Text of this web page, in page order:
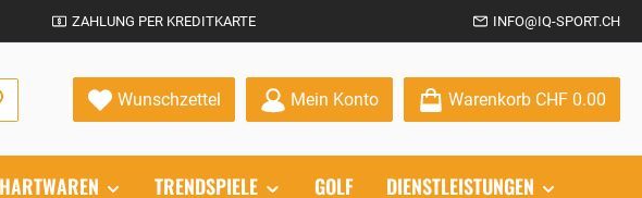
ZAHLUNG PER KREDITKARTE INFO@IQ-SPORT.CH
Wunschzettel Du hast 0 Produkte auf dem Merkzettel
Mein Konto Warenkorb CHF 0.00
HARTWAREN TRENDSPIELE GOLF DIENSTLEISTUNGEN